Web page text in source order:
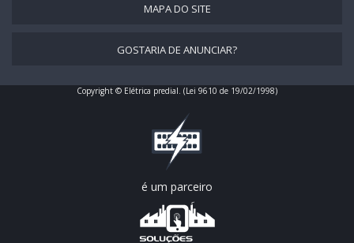
MAPA DO SITE
GOSTARIA DE ANUNCIAR?
Copyright © Elétrica predial. (Lei 9610 de 19/02/1998)
é um parceiro